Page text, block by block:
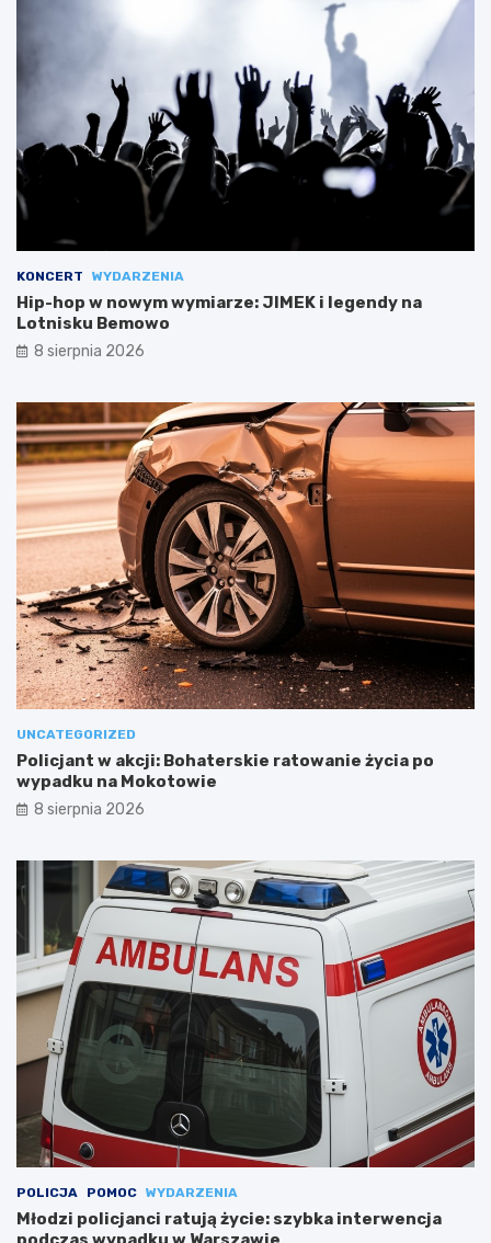
KONCERT WYDARZENIA
Hip-hop w nowym wymiarze: JIMEK i legendy na
Lotnisku Bemowo
8 sierpnia 2026
UNCATEGORIZED
Policjant w akcji: Bohaterskie ratowanie życia po
wypadku na Mokotowie
8 sierpnia 2026
POLICJA POMOC WYDARZENIA
Młodzi policjanci ratują życie: szybka interwencja